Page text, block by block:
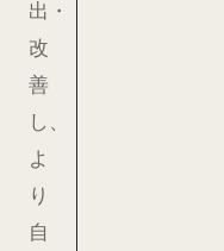
出・
改
善
し、
よ
り
自